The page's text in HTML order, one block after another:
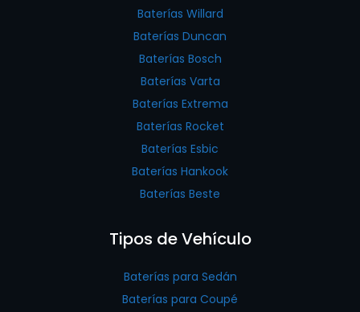
Baterías Willard
Baterías Duncan
Baterías Bosch
Baterías Varta
Baterías Extrema
Baterías Rocket
Baterías Esbic
Baterías Hankook
Baterías Beste
Tipos de Vehículo
Baterías para Sedán
Baterías para Coupé